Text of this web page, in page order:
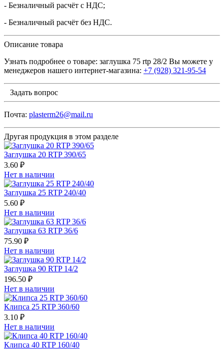
- Безналичный расчёт с НДС;
- Безналичный расчёт без НДС.
Описание товара
Узнать подробнее о товаре: заглушка 75 rtp 28/2 Вы можете у
менеджеров нашего интернет-магазина: +7 (928) 321-95-54
Задать вопрос
Почта: plasterm26@mail.ru
Другая продукция в этом разделе
Заглушка 20 RTP 390/65
3.60 ₽
Нет в наличии
Заглушка 25 RTP 240/40
5.60 ₽
Нет в наличии
Заглушка 63 RTP 36/6
75.90 ₽
Нет в наличии
Заглушка 90 RTP 14/2
196.50 ₽
Нет в наличии
Клипса 25 RTP 360/60
3.10 ₽
Нет в наличии
Клипса 40 RTP 160/40